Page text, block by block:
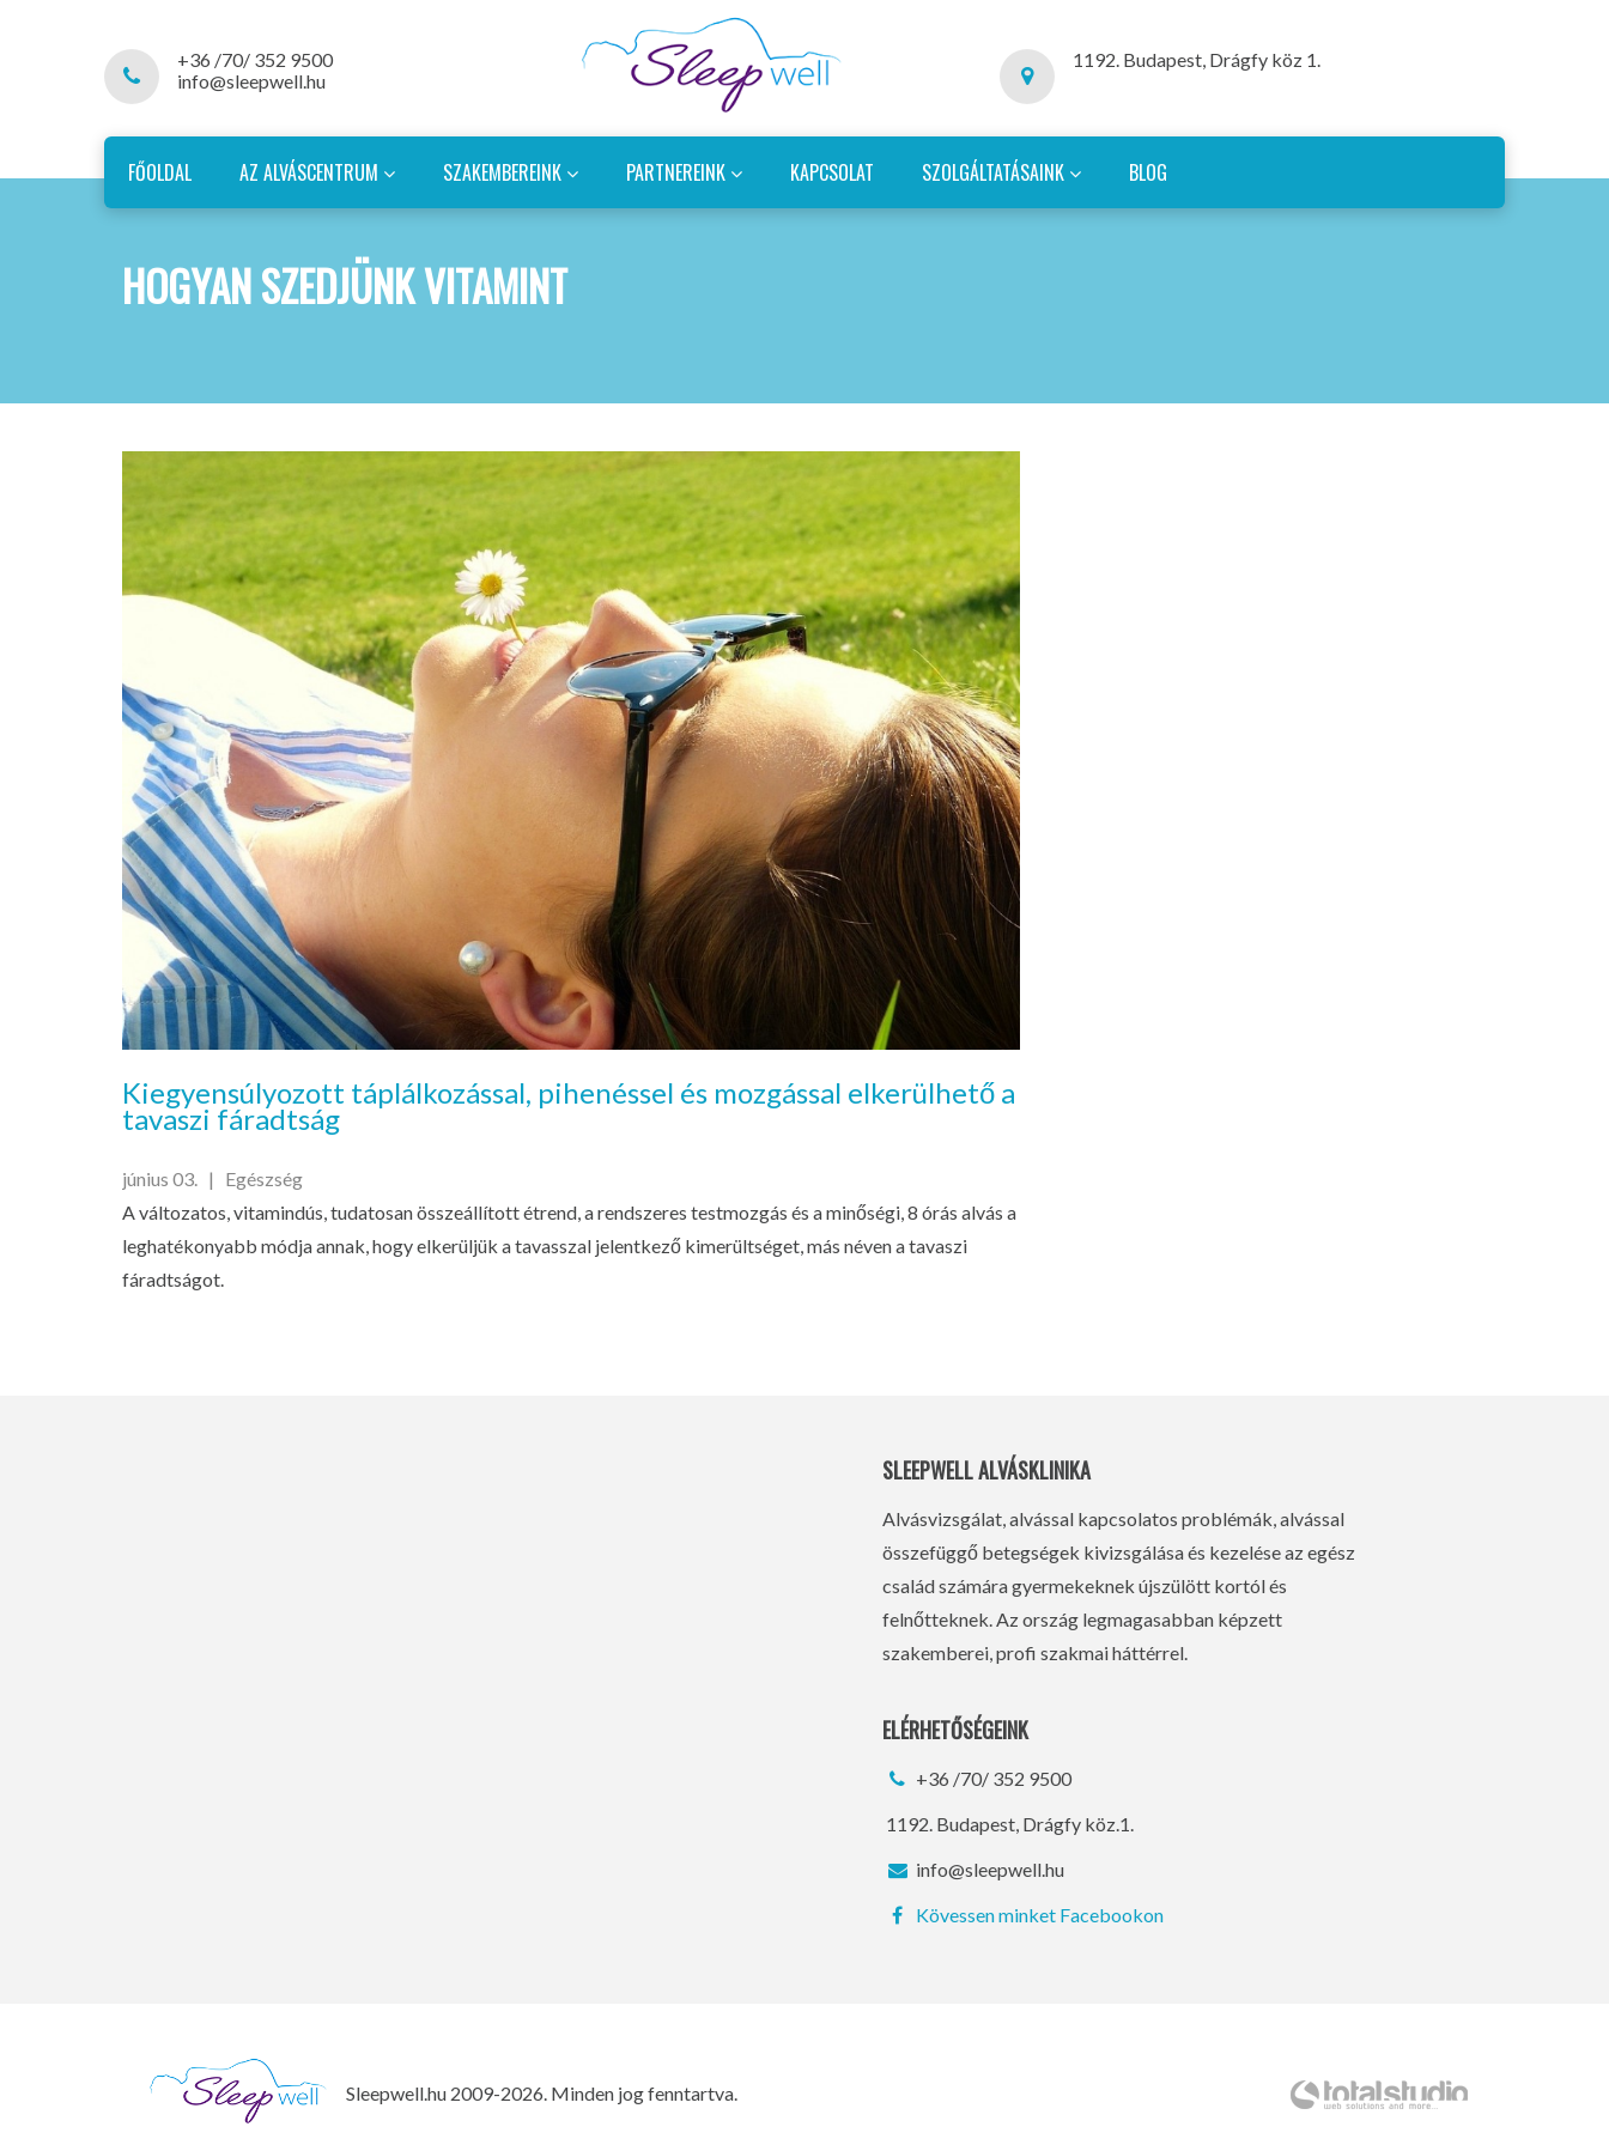
+36 /70/ 352 9500
info@sleepwell.hu
1192. Budapest, Drágfy köz 1.
FŐOLDAL AZ ALVÁSCENTRUM SZAKEMBEREINK PARTNEREINK KAPCSOLAT SZOLGÁLTATÁSAINK BLOG
HOGYAN SZEDJÜNK VITAMINT
Kiegyensúlyozott táplálkozással, pihenéssel és mozgással elkerülhető a
tavaszi fáradtság
június 03. | Egészség
A változatos, vitamindús, tudatosan összeállított étrend, a rendszeres testmozgás és a minőségi, 8 órás alvás a
leghatékonyabb módja annak, hogy elkerüljük a tavasszal jelentkező kimerültséget, más néven a tavaszi
fáradtságot.
SLEEPWELL ALVÁSKLINIKA
Alvásvizsgálat, alvással kapcsolatos problémák, alvással
összefüggő betegségek kivizsgálása és kezelése az egész
család számára gyermekeknek újszülött kortól és
felnőtteknek. Az ország legmagasabban képzett
szakemberei, profi szakmai háttérrel.
ELÉRHETŐSÉGEINK
+36 /70/ 352 9500
1192. Budapest, Drágfy köz.1.
info@sleepwell.hu
Kövessen minket Facebookon
Sleepwell.hu 2009-2026. Minden jog fenntartva.